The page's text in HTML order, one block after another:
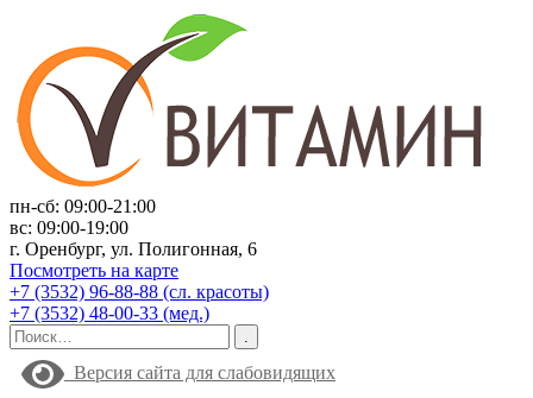
пн-сб: 09:00-21:00
вс: 09:00-19:00
г. Оренбург, ул. Полигонная, 6
Посмотреть на карте
+7 (3532) 96-88-88 (сл. красоты)
+7 (3532) 48-00-33 (мед.)
Версия сайта для слабовидящих